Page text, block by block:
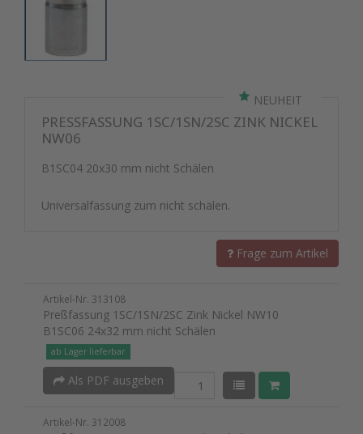
NEUHEIT
PRESSFASSUNG 1SC/1SN/2SC ZINK NICKEL N
W06
B1SC04 20x30 mm nicht Schälen
Universalfassung zum nicht schälen.
Frage zum Artikel
Artikel-Nr. 313108
Preßfassung 1SC/1SN/2SC Zink Nickel NW10
B1SC06 24x32 mm nicht Schälen
ab Lager lieferbar
Als PDF ausgeben
Artikel-Nr. 312008